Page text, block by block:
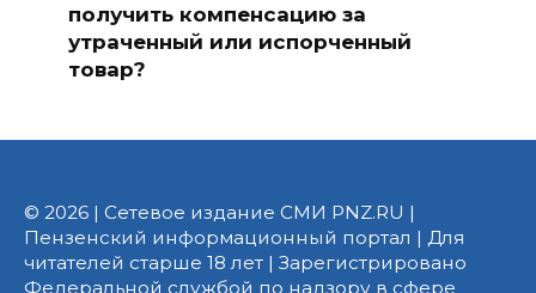
получить компенсацию за
утраченный или испорченный
товар?
© 2026 | Сетевое издание СМИ PNZ.RU |
Пензенский информационный портал | Для
читателей старше 18 лет | Зарегистрировано
Федеральной службой по надзору в сфере